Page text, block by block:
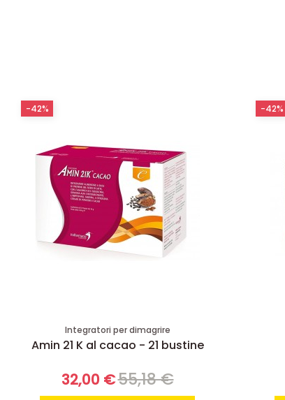
Integratori per dimagrire
Amin 21 K al cacao - 21 bustine
32,00 €55,18 €
-42% -42%